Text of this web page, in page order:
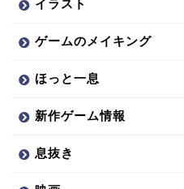
イラスト
ゲームのメイキング
ほっと一息
新作ゲーム情報
息抜き